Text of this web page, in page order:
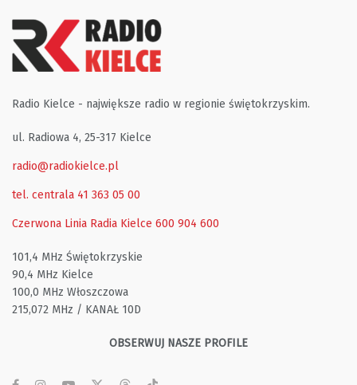
Radio Kielce - największe radio w regionie świętokrzyskim.
ul. Radiowa 4, 25-317 Kielce
radio@radiokielce.pl
tel. centrala 41 363 05 00
Czerwona Linia Radia Kielce 600 904 600
101,4 MHz Świętokrzyskie
90,4 MHz Kielce
100,0 MHz Włoszczowa
215,072 MHz / KANAŁ 10D
OBSERWUJ NASZE PROFILE